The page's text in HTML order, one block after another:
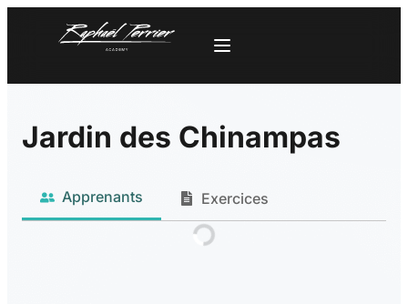
Jardin des Chinampas
Apprenants Exercices